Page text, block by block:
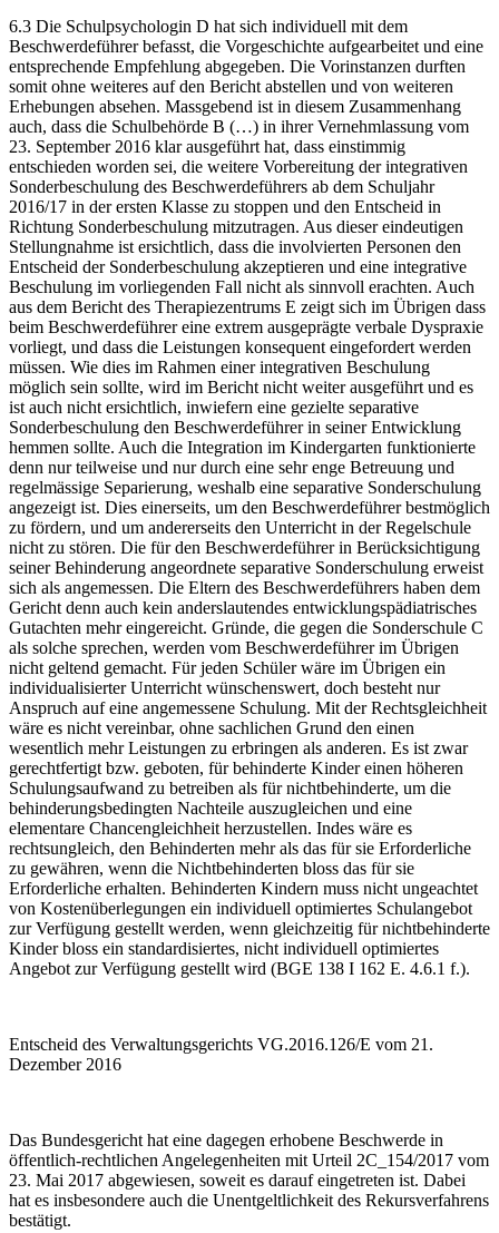
6.3 Die Schulpsychologin D hat sich individuell mit dem
Beschwerdeführer befasst, die Vorgeschichte aufgearbeitet und eine
entsprechende Empfehlung abgegeben. Die Vorinstanzen durften
somit ohne weiteres auf den Bericht abstellen und von weiteren
Erhebungen absehen. Massgebend ist in diesem Zusammenhang
auch, dass die Schulbehörde B (…) in ihrer Vernehmlassung vom
23. September 2016 klar ausgeführt hat, dass einstimmig
entschieden worden sei, die weitere Vorbereitung der integrativen
Sonderbeschulung des Beschwerdeführers ab dem Schuljahr
2016/17 in der ersten Klasse zu stoppen und den Entscheid in
Richtung Sonderbeschulung mitzutragen. Aus dieser eindeutigen
Stellungnahme ist ersichtlich, dass die involvierten Personen den
Entscheid der Sonderbeschulung akzeptieren und eine integrative
Beschulung im vorliegenden Fall nicht als sinnvoll erachten. Auch
aus dem Bericht des Therapiezentrums E zeigt sich im Übrigen dass
beim Beschwerdeführer eine extrem ausgeprägte verbale Dyspraxie
vorliegt, und dass die Leistungen konsequent eingefordert werden
müssen. Wie dies im Rahmen einer integrativen Beschulung
möglich sein sollte, wird im Bericht nicht weiter ausgeführt und es
ist auch nicht ersichtlich, inwiefern eine gezielte separative
Sonderbeschulung den Beschwerdeführer in seiner Entwicklung
hemmen sollte. Auch die Integration im Kindergarten funktionierte
denn nur teilweise und nur durch eine sehr enge Betreuung und
regelmässige Separierung, weshalb eine separative Sonderschulung
angezeigt ist. Dies einerseits, um den Beschwerdeführer bestmöglich
zu fördern, und um andererseits den Unterricht in der Regelschule
nicht zu stören. Die für den Beschwerdeführer in Berücksichtigung
seiner Behinderung angeordnete separative Sonderschulung erweist
sich als angemessen. Die Eltern des Beschwerdeführers haben dem
Gericht denn auch kein anderslautendes entwicklungspädiatrisches
Gutachten mehr eingereicht. Gründe, die gegen die Sonderschule C
als solche sprechen, werden vom Beschwerdeführer im Übrigen
nicht geltend gemacht. Für jeden Schüler wäre im Übrigen ein
individualisierter Unterricht wünschenswert, doch besteht nur
Anspruch auf eine angemessene Schulung. Mit der Rechtsgleichheit
wäre es nicht vereinbar, ohne sachlichen Grund den einen
wesentlich mehr Leistungen zu erbringen als anderen. Es ist zwar
gerechtfertigt bzw. geboten, für behinderte Kinder einen höheren
Schulungsaufwand zu betreiben als für nichtbehinderte, um die
behinderungsbedingten Nachteile auszugleichen und eine
elementare Chancengleichheit herzustellen. Indes wäre es
rechtsungleich, den Behinderten mehr als das für sie Erforderliche
zu gewähren, wenn die Nichtbehinderten bloss das für sie
Erforderliche erhalten. Behinderten Kindern muss nicht ungeachtet
von Kostenüberlegungen ein individuell optimiertes Schulangebot
zur Verfügung gestellt werden, wenn gleichzeitig für nichtbehinderte
Kinder bloss ein standardisiertes, nicht individuell optimiertes
Angebot zur Verfügung gestellt wird (BGE 138 I 162 E. 4.6.1 f.).
Entscheid des Verwaltungsgerichts VG.2016.126/E vom 21.
Dezember 2016
Das Bundesgericht hat eine dagegen erhobene Beschwerde in
öffentlich-rechtlichen Angelegenheiten mit Urteil 2C_154/2017 vom
23. Mai 2017 abgewiesen, soweit es darauf eingetreten ist. Dabei
hat es insbesondere auch die Unentgeltlichkeit des Rekursverfahrens
bestätigt.